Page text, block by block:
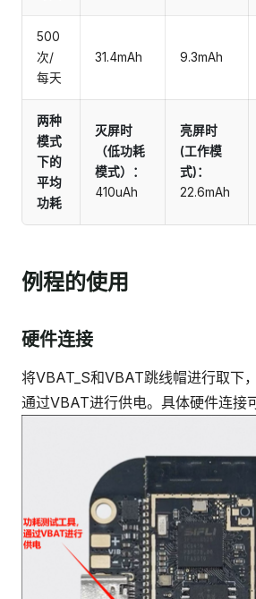
500
次/
每天
31.4mAh 9.3mAh
两种
模式
下的
平均
功耗
灭屏时
（低功耗
模式）：
410uAh
亮屏时
(工作模
式)：
22.6mAh
例程的使用
硬件连接
将VBAT_S和VBAT跳线帽进行取下
通过VBAT进行供电。具体硬件连接